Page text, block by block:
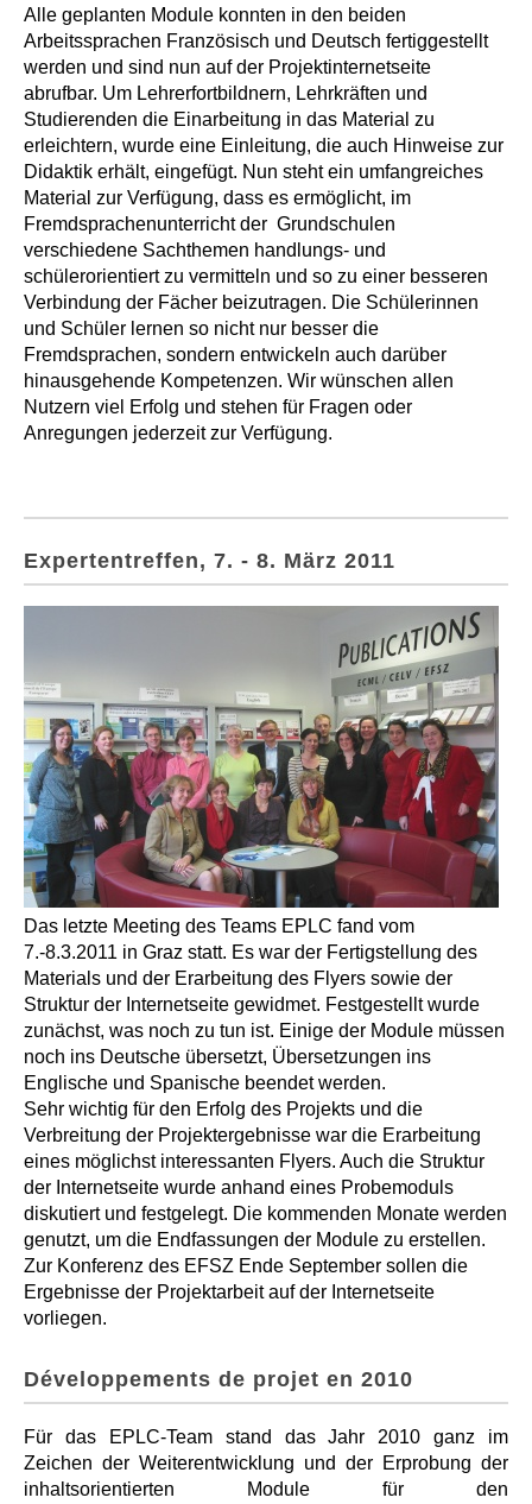
Alle geplanten Module konnten in den beiden
Arbeitssprachen Französisch und Deutsch fertiggestellt
werden und sind nun auf der Projektinternetseite
abrufbar. Um Lehrerfortbildnern, Lehrkräften und
Studierenden die Einarbeitung in das Material zu
erleichtern, wurde eine Einleitung, die auch Hinweise zur
Didaktik erhält, eingefügt. Nun steht ein umfangreiches
Material zur Verfügung, dass es ermöglicht, im
Fremdsprachenunterricht der Grundschulen
verschiedene Sachthemen handlungs- und
schülerorientiert zu vermitteln und so zu einer besseren
Verbindung der Fächer beizutragen. Die Schülerinnen
und Schüler lernen so nicht nur besser die
Fremdsprachen, sondern entwickeln auch darüber
hinausgehende Kompetenzen. Wir wünschen allen
Nutzern viel Erfolg und stehen für Fragen oder
Anregungen jederzeit zur Verfügung.
Expertentreffen, 7. - 8. März 2011
Das letzte Meeting des Teams EPLC fand vom
7.-8.3.2011 in Graz statt. Es war der Fertigstellung des
Materials und der Erarbeitung des Flyers sowie der
Struktur der Internetseite gewidmet. Festgestellt wurde
zunächst, was noch zu tun ist. Einige der Module müssen
noch ins Deutsche übersetzt, Übersetzungen ins
Englische und Spanische beendet werden.
Sehr wichtig für den Erfolg des Projekts und die
Verbreitung der Projektergebnisse war die Erarbeitung
eines möglichst interessanten Flyers. Auch die Struktur
der Internetseite wurde anhand eines Probemoduls
diskutiert und festgelegt. Die kommenden Monate werden
genutzt, um die Endfassungen der Module zu erstellen.
Zur Konferenz des EFSZ Ende September sollen die
Ergebnisse der Projektarbeit auf der Internetseite
vorliegen.
Développements de projet en 2010
Für das EPLC-Team stand das Jahr 2010 ganz im
Zeichen der Weiterentwicklung und der Erprobung der
inhaltsorientierten Module für den